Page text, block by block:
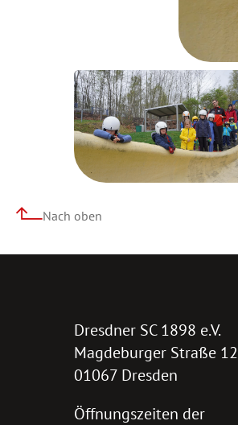
Nach oben
Dresdner SC 1898 e.V.
Magdeburger Straße 12
01067 Dresden
Öffnungszeiten der